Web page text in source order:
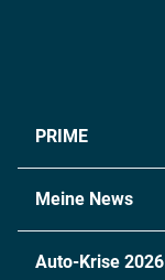
PRIME
Meine News
Auto-Krise 2026